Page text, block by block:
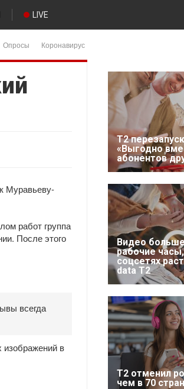
LIVE
Опросы Коронавирус
Муравьеву-
работ группа
После этого
всегда
в
Т2
«Выгодно
абонентов
Видео
рабочие
соцсетях
data T2
Т2 отменил
чем в 70